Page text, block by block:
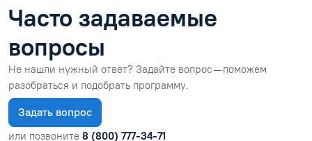
Часто задаваемые
вопросы
Не нашли нужный ответ? Задайте вопрос — поможем
разобраться и подобрать программу.
Задать вопрос
или позвоните 8 (800) 777-34-71